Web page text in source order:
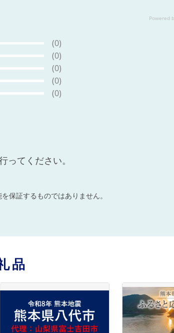
(0)
(0)
(0)
(0)
(0)
ってください。
保証するものではありません。
品